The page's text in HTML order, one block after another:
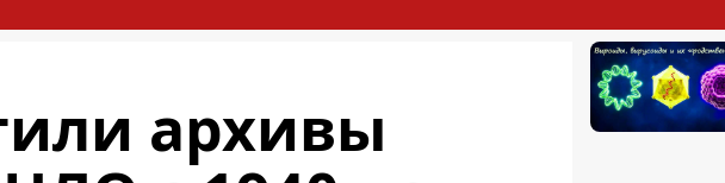
архивы